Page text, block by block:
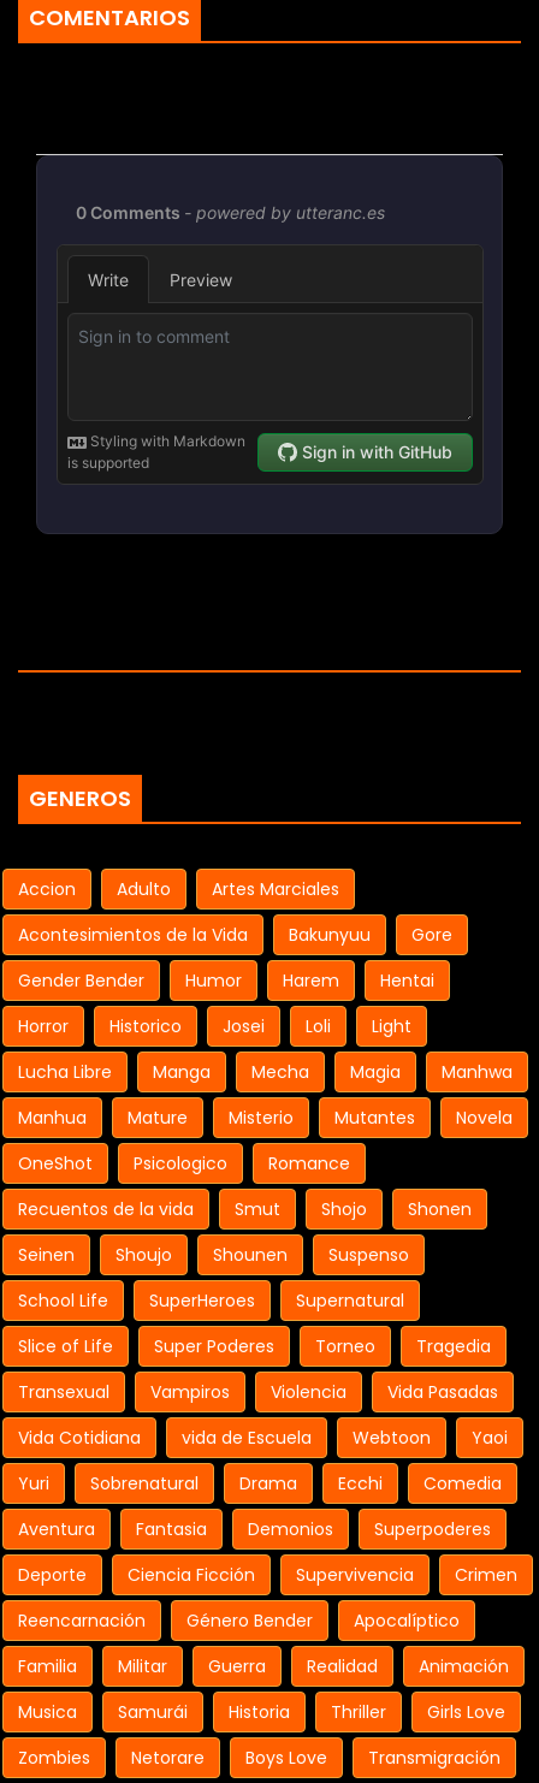
COMENTARIOS
GENEROS
Accion Adulto
Artes Marciales
Acontesimientos de la Vida
Bakunyuu
Gore
Gender Bender
Humor Harem
Hentai
Horror
Historico Josei Loli
Light
Lucha Libre
Manga Mecha Magia
Manhwa
Manhua
Mature Misterio Mutantes
Novela
OneShot
Psicologico
Romance
Recuentos de la vida
Smut Shojo
Shonen
Seinen
Shoujo Shounen
Suspenso
School Life
SuperHeroes
Supernatural
Slice of Life
Super Poderes Torneo
Tragedia
Transexual
Vampiros Violencia
Vida Pasadas
Vida Cotidiana
vida de Escuela Webtoon
Yaoi
Yuri
Sobrenatural Drama Ecchi
Comedia
Aventura
Fantasia Demonios
Superpoderes
Deporte
Ciencia Ficción Supervivencia
Crimen
Reencarnación
Género Bender
Apocalíptico
Familia
Militar Guerra Realidad
Animación
Musica
Samurái Historia Thriller
Girls Love
Zombies
Netorare Boys Love Transmigración